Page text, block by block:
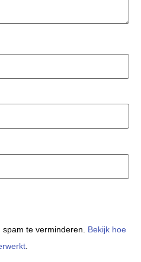
te verminderen. Bekijk hoe